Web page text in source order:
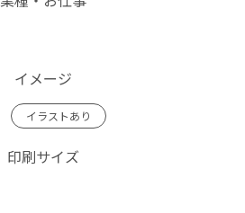
イメージ
イラストあり
印刷サイズ